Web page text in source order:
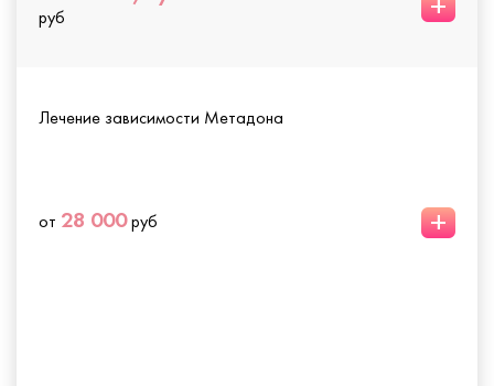
руб
Лечение зависимости Метадона
от 28 000руб +